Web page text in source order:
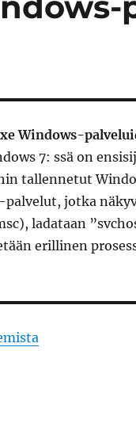
Windows-
7: ssä on
tallennetut
jotka
ladataan
erillinen
”svchost.exe